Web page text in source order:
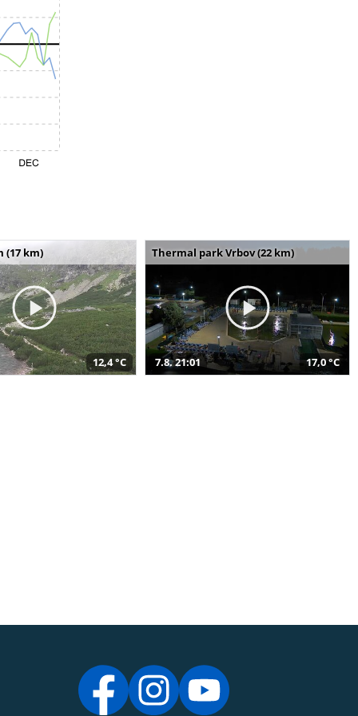
(17 km)
12,4 °C
Thermal park Vrbov (22 km)
7.8. 21:01 17,0 °C